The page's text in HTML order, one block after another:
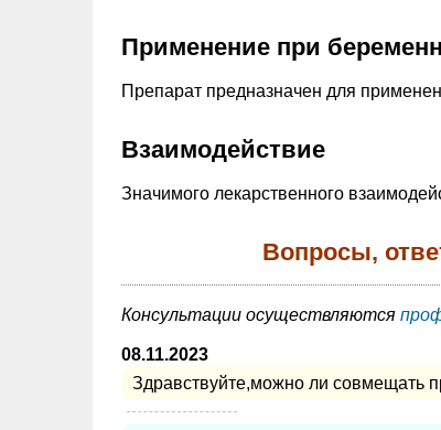
Применение при
Препарат предназначен для
Взаимодействие
Значимого лекарственного
Вопросы,
Консультации осуществляются
08.11.2023
Здравствуйте,можно ли совмещать